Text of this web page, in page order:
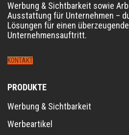
Werbung & Sichtbarkeit sowie
Ausstattung für Unternehmen –
Lösungen für einen
Unternehmensauftritt.
KONTAKT
PRODUKTE
Werbung & Sichtbarkeit
Werbeartikel